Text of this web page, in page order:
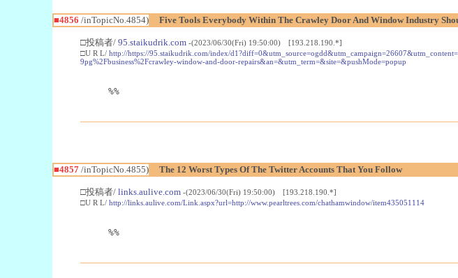
■4856 /inTopicNo.4854) Five Tools Everybody Within The Crawley Door And Window Industry
□投稿者/ 95.staikudrik.com -(2023/06/30(Fri) 19:50:00) [193.218.190.*]
□U R L/ http://https://95.staikudrik.com/index/
9pg%2Fbusiness%2Fcrawley-window-and-door-repairs&an=&utm_term=&site=&pushMode=popup
%%
■4857/inTopicNo.4855) The 12 Worst Types Of The Twitter Accounts That You Follow
□投稿者/ links.aulive.com -(2023/06/30(Fri) 19:50:00) [193.218.190.*]
□U R L/ http://links.aulive.com/Link.aspx?url=http://www.pearltrees.com/chathamwindow/item435051114
%%